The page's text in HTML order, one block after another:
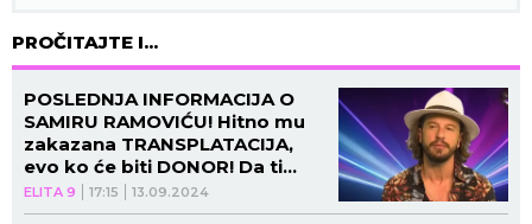
PROČITAJTE I...
ELITA 9 17:15 13.09.2024
POSLEDNJA INFORMACIJA O
SAMIRU RAMOVIĆU! Hitno mu
zakazana TRANSPLATACIJA,
evo ko će biti DONOR! Da ti
srce pukne od tuge (FOTO)